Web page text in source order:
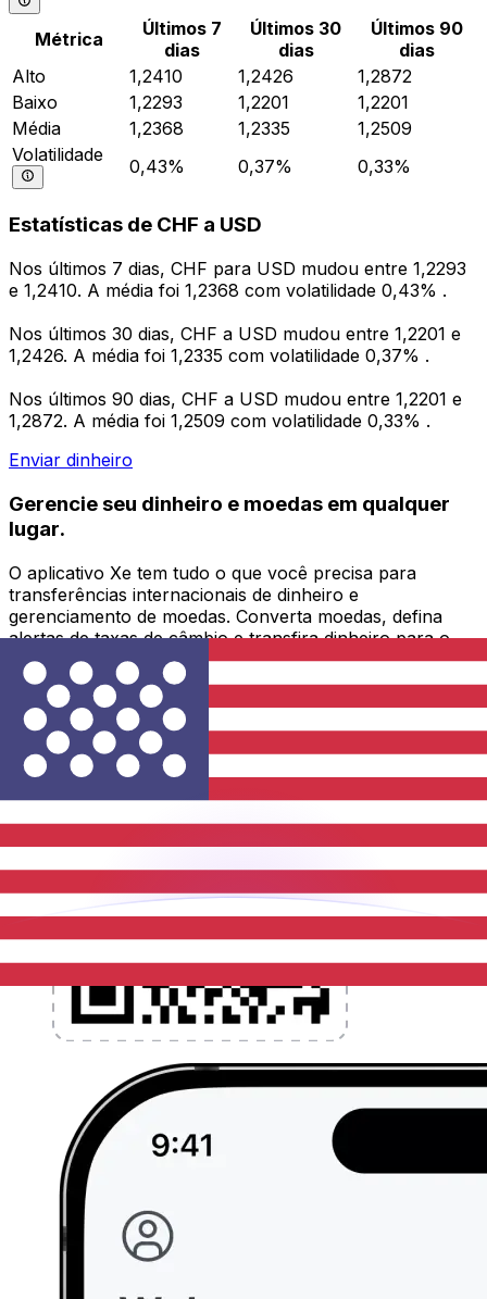
Métrica
Últimos 7
dias
Últimos 30
dias
Últimos 90
dias
Alto
1,2410 1,2426
1,2872
Baixo
1,2293 1,2201
1,2201
Média
1,2368 1,2335
1,2509
Volatilidade
0,43% 0,37% 0,33%
Estatísticas de CHF a USD
Nos últimos 7 dias, CHF para USD mudou entre 1,2293
e 1,2410. A média foi 1,2368 com volatilidade 0,43% .
Nos últimos 30 dias, CHF a USD mudou entre 1,2201 e
1,2426. A média foi 1,2335 com volatilidade 0,37% .
Nos últimos 90 dias, CHF a USD mudou entre 1,2201 e
1,2872. A média foi 1,2509 com volatilidade 0,33% .
Enviar dinheiro
Gerencie seu dinheiro e moedas em qualquer
lugar.
O aplicativo Xe tem tudo o que você precisa para
transferências internacionais de dinheiro e
gerenciamento de moedas. Converta moedas, defina
alertas de taxas de câmbio e transfira dinheiro para o
exterior sem taxas ocultas. Baixe hoje mesmo!